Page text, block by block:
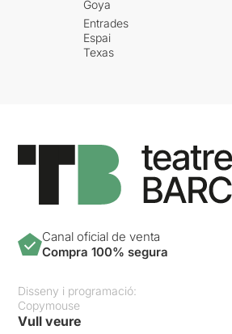
Goya
Entrades
Espai
Texas
Canal oficial de venta
Compra 100% segura
Disseny i programació:
Copymouse
Vull veure